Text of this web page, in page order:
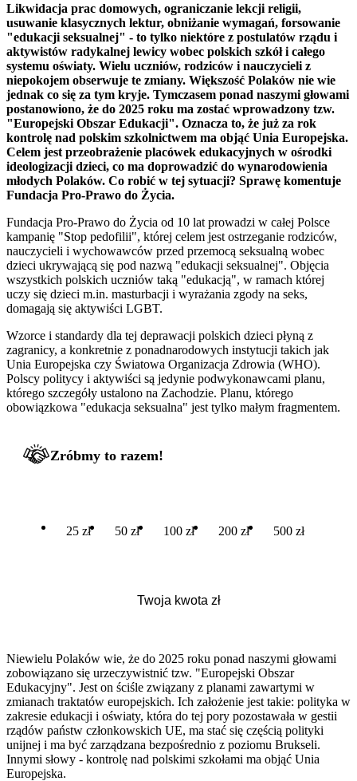
Likwidacja prac domowych, ograniczanie lekcji religii,
usuwanie klasycznych lektur, obniżanie wymagań, forsowanie
"edukacji seksualnej" - to tylko niektóre z postulatów rządu i
aktywistów radykalnej lewicy wobec polskich szkół i całego
systemu oświaty. Wielu uczniów, rodziców i nauczycieli z
niepokojem obserwuje te zmiany. Większość Polaków nie wie
jednak co się za tym kryje. Tymczasem ponad naszymi głowami
postanowiono, że do 2025 roku ma zostać wprowadzony tzw.
"Europejski Obszar Edukacji". Oznacza to, że już za rok
kontrolę nad polskim szkolnictwem ma objąć Unia Europejska.
Celem jest przeobrażenie placówek edukacyjnych w ośrodki
ideologizacji dzieci, co ma doprowadzić do wynarodowienia
młodych Polaków. Co robić w tej sytuacji? Sprawę komentuje
Fundacja Pro-Prawo do Życia.
Fundacja Pro-Prawo do Życia od 10 lat prowadzi w całej Polsce
kampanię "Stop pedofilii", której celem jest ostrzeganie rodziców,
nauczycieli i wychowawców przed przemocą seksualną wobec
dzieci ukrywającą się pod nazwą "edukacji seksualnej". Objęcia
wszystkich polskich uczniów taką "edukacją", w ramach której
uczy się dzieci m.in. masturbacji i wyrażania zgody na seks,
domagają się aktywiści LGBT.
Wzorce i standardy dla tej deprawacji polskich dzieci płyną z
zagranicy, a konkretnie z ponadnarodowych instytucji takich jak
Unia Europejska czy Światowa Organizacja Zdrowia (WHO).
Polscy politycy i aktywiści są jedynie podwykonawcami planu,
którego szczegóły ustalono na Zachodzie. Planu, którego
obowiązkowa "edukacja seksualna" jest tylko małym fragmentem.
Zróbmy to razem!
25 zł 50 zł 100 zł 200 zł 500 zł
Niewielu Polaków wie, że do 2025 roku ponad naszymi głowami
zobowiązano się urzeczywistnić tzw. "Europejski Obszar
Edukacyjny". Jest on ściśle związany z planami zawartymi w
zmianach traktatów europejskich. Ich założenie jest takie: polityka w
zakresie edukacji i oświaty, która do tej pory pozostawała w gestii
rządów państw członkowskich UE, ma stać się częścią polityki
unijnej i ma być zarządzana bezpośrednio z poziomu Brukseli.
Innymi słowy - kontrolę nad polskimi szkołami ma objąć Unia
Europejska.